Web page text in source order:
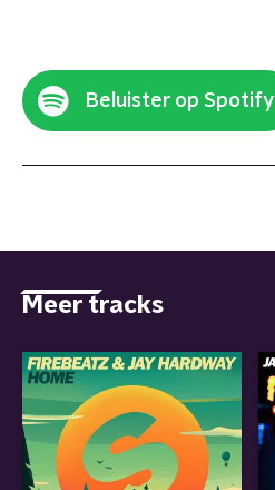
Beluister op Spotify
Meer tracks